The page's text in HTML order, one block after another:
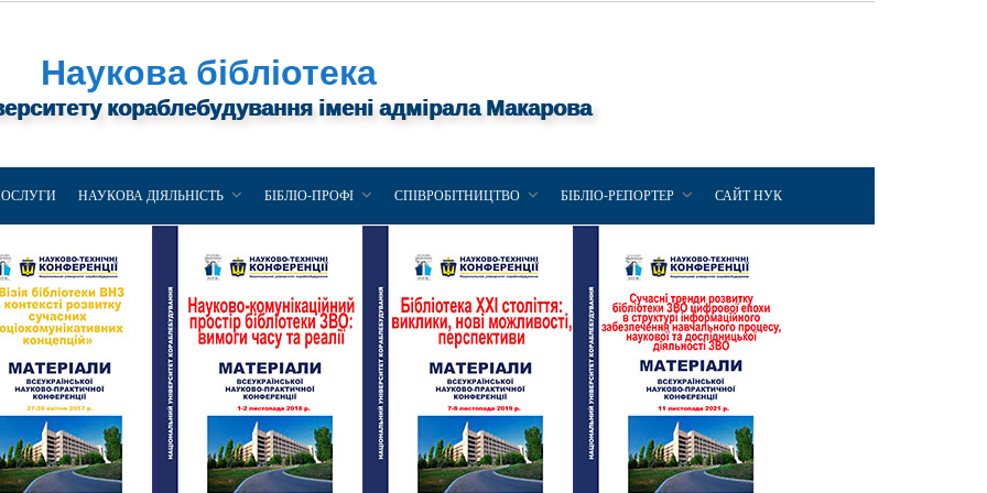
Наукова бібліотека
кораблебудування імені адмірала Макарова
НАУКОВА ДІЯЛЬНІСТЬ БІБЛІО-ПРОФІ СПІВРОБІТНИЦТВО БІБЛІО-РЕПОРТЕР САЙТ НУК